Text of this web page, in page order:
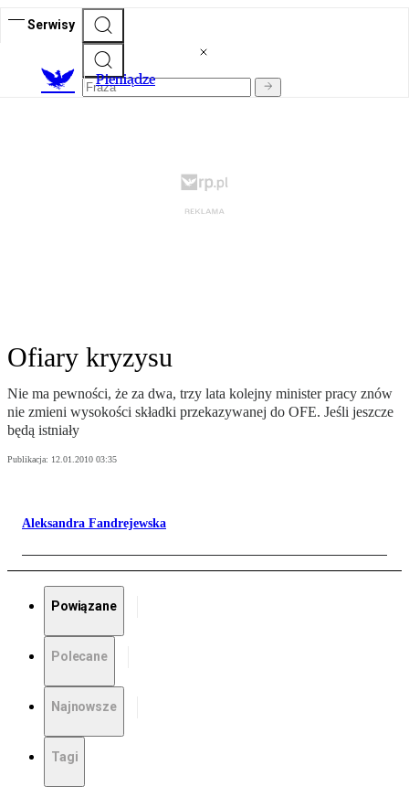
Serwisy
Pieniądze
Ofiary kryzysu
Nie ma pewności, że za dwa, trzy lata kolejny minister pracy znów
nie zmieni wysokości składki przekazywanej do OFE. Jeśli jeszcze
będą istniały
Publikacja: 12.01.2010 03:35
Aleksandra Fandrejewska
Powiązane
Polecane
Najnowsze
Tagi